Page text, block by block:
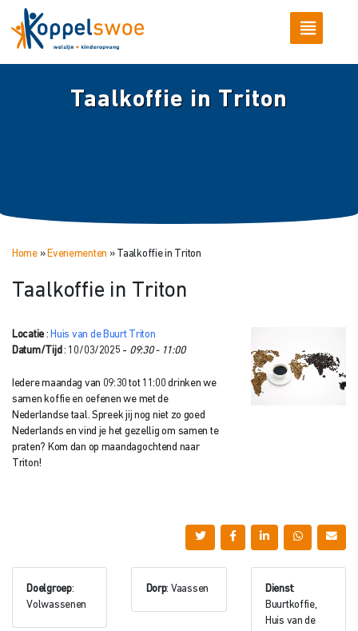
Taalkoffie in Triton
Home» Evenementen » Taalkoffie in Triton
Taalkoffie in Triton
Locatie : Huis van de Buurt Triton
Datum/Tijd : 10/03/2025 - 09:30 - 11:00
Iedere maandag van 09:30 tot 11:00 drinken we
samen koffie en oefenen we met de
Nederlandse taal. Spreek jij nog niet zo goed
Nederlands en vind je het gezellig om samen te
praten? Kom dan op maandagochtend naar
Triton!
Doelgroep:
Volwassenen
Dorp: Vaassen Dienst:
Buurtkoffie,
Huis van de